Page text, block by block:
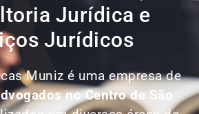
Jurídica e
Jurídicos
Muniz é uma empresa de
no Centro de São